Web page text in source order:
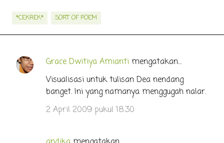
*CEKREK* SORT OF POEM
K
Grace Dwitiya Amianti mengatakan…
Visualisasi untuk tulisan Dea nendang
banget. Ini yang namanya menggugah nalar.
2 April 2009 pukul 18.30